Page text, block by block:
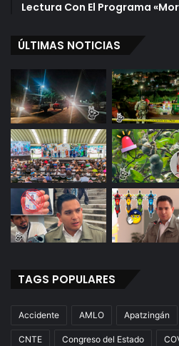
Lectura Con El Programa
ÚLTIMAS NOTICIAS
TAGS POPULARES
Accidente AMLO Apatzingán
CNTE Congreso del Estado